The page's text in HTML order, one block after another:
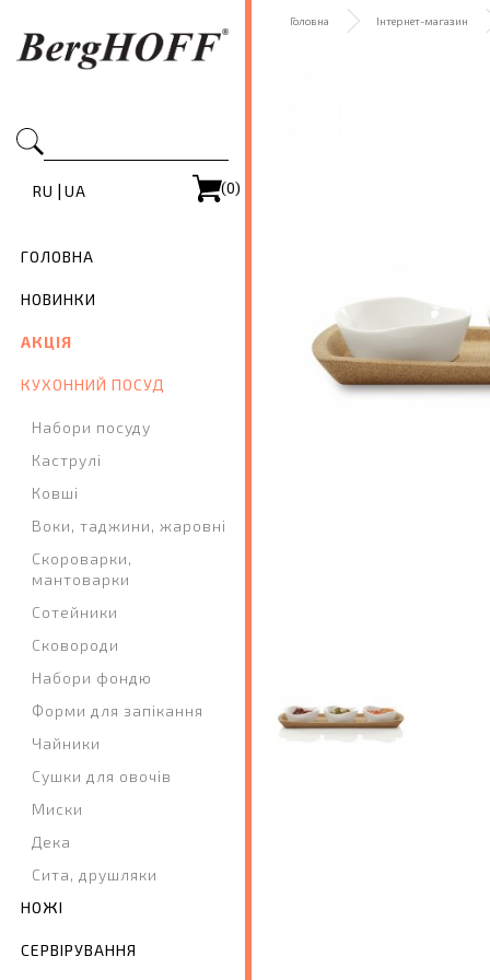
RU | UA (0)
ГОЛОВНА
НОВИНКИ
АКЦІЯ
КУХОННИЙ ПОСУД
Набори посуду
Каструлі
Ковші
Воки, таджини, жаровні
Скороварки,
мантоварки
Сотейники
Сковороди
Набори фондю
Форми для запікання
Чайники
Сушки для овочів
Миски
Дека
Сита, друшляки
НОЖІ
СЕРВІРУВАННЯ
Головна Інтернет-магазин